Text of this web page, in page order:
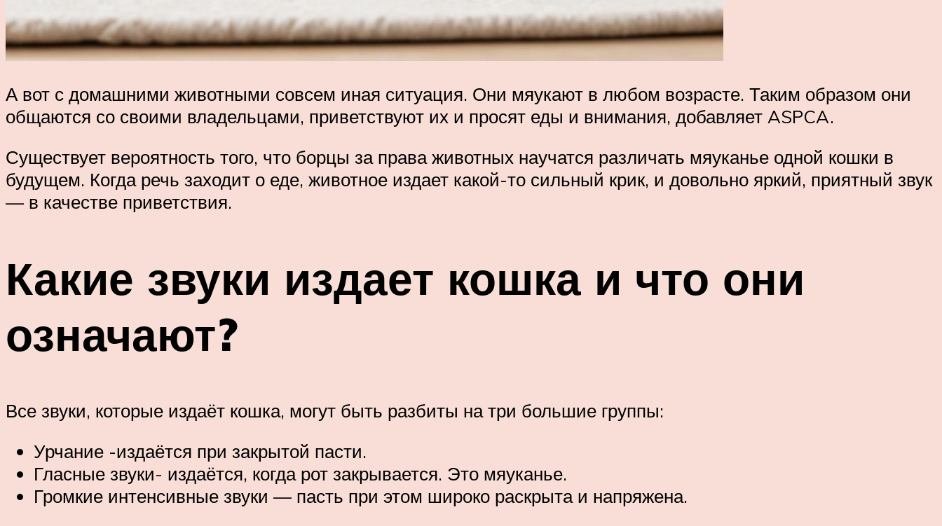
А вот с домашними животными совсем иная ситуация. Они мяукают в любом возрасте. Таким образом они
общаются со своими владельцами, приветствуют их и просят еды и внимания, добавляет ASPCA.
Существует вероятность того, что борцы за права животных научатся различать мяуканье одной кошки в
будущем. Когда речь заходит о еде, животное издает какой-то сильный крик, и довольно яркий, приятный звук
— в качестве приветствия.
Какие звуки издает кошка и что они
означают?
Все звуки, которые издаёт кошка, могут быть разбиты на три большие группы:
Урчание -издаётся при закрытой пасти.
Гласные звуки- издаётся, когда рот закрывается. Это мяуканье.
Громкие интенсивные звуки — пасть при этом широко раскрыта и напряжена.